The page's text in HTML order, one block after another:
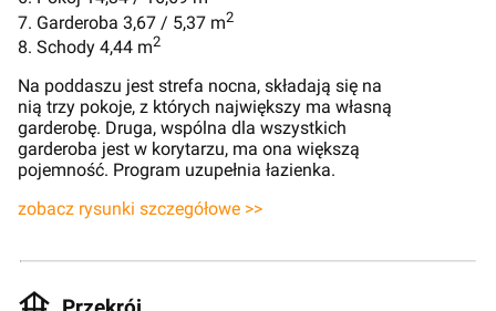
7. Garderoba 3,67 / 5,37 m2
8. Schody 4,44 m2
Na poddaszu jest strefa nocna, składają się na
nią trzy pokoje, z których największy ma własną
garderobę. Druga, wspólna dla wszystkich
garderoba jest w korytarzu, ma ona większą
pojemność. Program uzupełnia łazienka.
zobacz rysunki szczegółowe >>